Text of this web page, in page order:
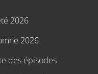
2026
2026
des épisodes